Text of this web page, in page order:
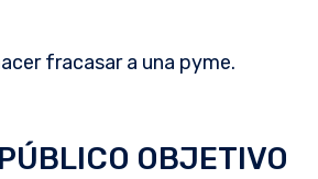
fracasar a una pyme.
OBJETIVO